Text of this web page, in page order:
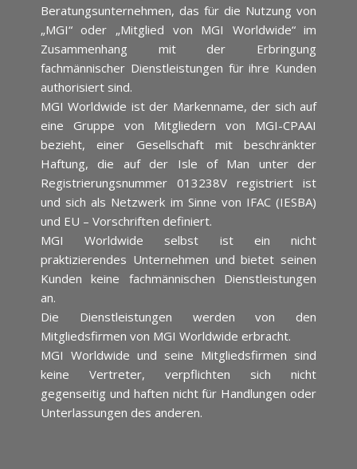
Beratungsunternehmen, das für die Nutzung von
„MGI“ oder „Mitglied von MGI Worldwide“ im
Zusammenhang mit der Erbringung
fachmännischer Dienstleistungen für ihre Kunden
authorisiert sind.
MGI Worldwide ist der Markenname, der sich auf
eine Gruppe von Mitgliedern von MGI-CPAAI
bezieht, einer Gesellschaft mit beschränkter
Haftung, die auf der Isle of Man unter der
Registrierungsnummer 013238V registriert ist
und sich als Netzwerk im Sinne von IFAC (IESBA)
und EU – Vorschriften definiert.
MGI Worldwide selbst ist ein nicht
praktizierendes Unternehmen und bietet seinen
Kunden keine fachmännischen Dienstleistungen
an.
Die Dienstleistungen werden von den
Mitgliedsfirmen von MGI Worldwide erbracht.
MGI Worldwide und seine Mitgliedsfirmen sind
keine Vertreter, verpflichten sich nicht
gegenseitig und haften nicht für Handlungen oder
Unterlassungen des anderen.